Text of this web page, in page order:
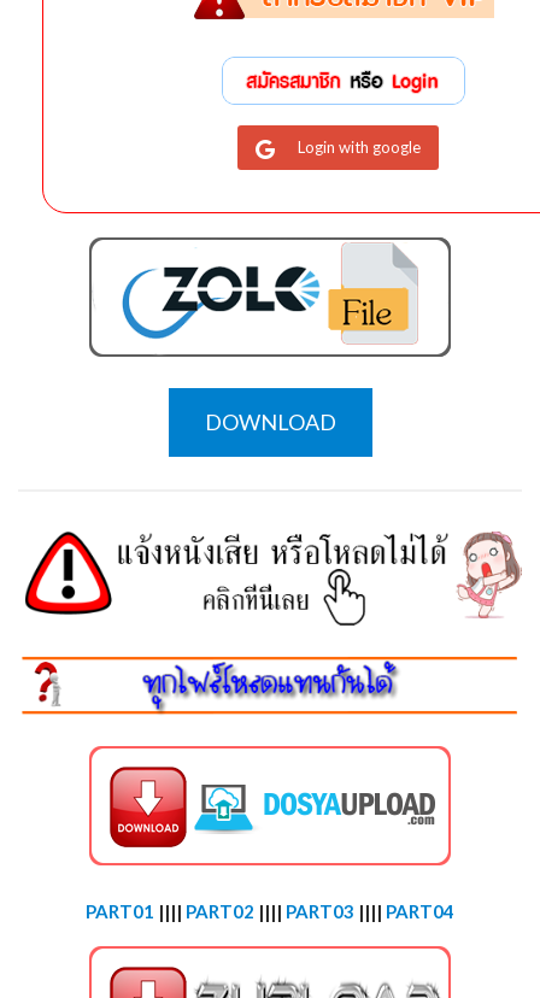
Login with google
DOWNLOAD
PART01 |||| PART02 |||| PART03 |||| PART04